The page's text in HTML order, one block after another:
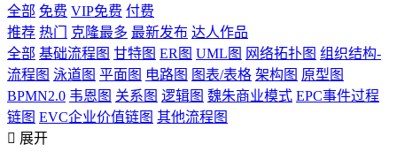
全部 免费 VIP免费 付费
推荐 热门 克隆最多 最新发布 达人作品
全部 基础流程图 甘特图 ER图 UML图 网络拓扑图 组织结构-
流程图 泳道图 平面图 电路图 图表/表格 架构图 原型图
BPMN2.0 韦恩图 关系图 逻辑图 魏朱商业模式 EPC事件过程
链图 EVC企业价值链图 其他流程图
 展开